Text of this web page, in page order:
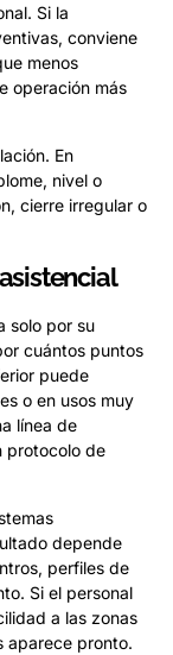
Si la
conviene
menos
operación más
En
nivel o
cierre irregular o
solo por su
cuántos puntos
puede
o en usos muy
línea de
protocolo de
depende
perfiles de
Si el personal
a las zonas
aparece pronto.